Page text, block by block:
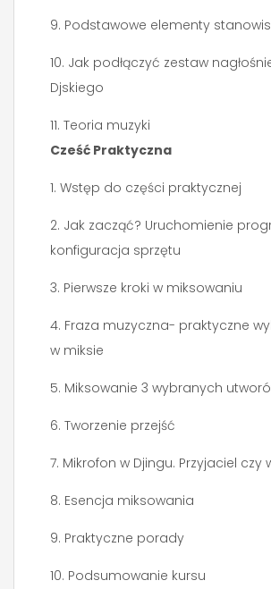
9. Podstawowe elementy
10. Jak podłączyć zestaw
Djskiego
11. Teoria muzyki
Cześć Praktyczna
1. Wstęp do części praktycznej
2. Jak zacząć? Uruchomienie
konfiguracja sprzętu
3. Pierwsze kroki w miksowaniu
4. Fraza muzyczna- praktyczne
w miksie
5. Miksowanie 3 wybranych
6. Tworzenie przejść
7. Mikrofon w Djingu. Przyjaciel czy
8. Esencja miksowania
9. Praktyczne porady
10. Podsumowanie kursu